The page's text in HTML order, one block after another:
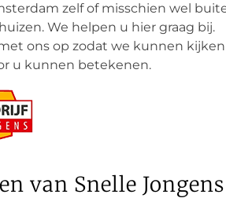
zelf of misschien wel
We helpen u hier graag bij.
ons op zodat we kunnen kijken
u kunnen betekenen.
van Snelle Jongens